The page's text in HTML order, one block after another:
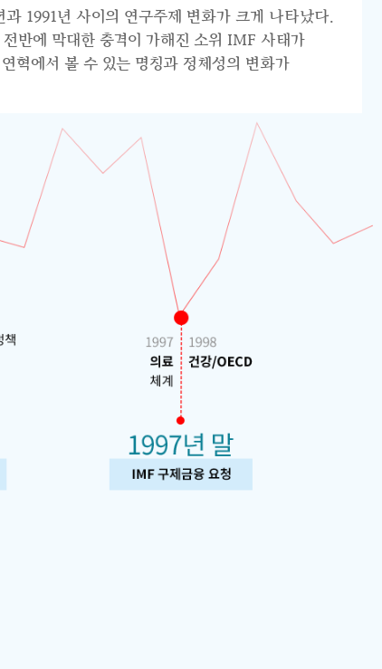
1991년 사이의 연구주제 변화가 크게 나타났다.
반에 막대한 충격이 가해진 소위 IMF 사태가
혁에서 볼 수 있는 명칭과 정체성의 변화가